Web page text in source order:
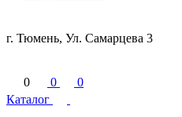
г. Тюмень, Ул. Самарцева 3
0 0
0
Каталог